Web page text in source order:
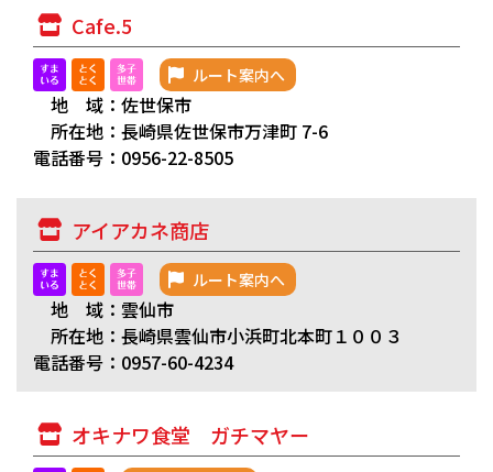
Cafe.5
ルート案内へ
地 域：佐世保市
所在地：長崎県佐世保市万津町 7-6
電話番号：0956-22-8505
アイアカネ商店
ルート案内へ
地 域：雲仙市
所在地：長崎県雲仙市小浜町北本町１００３
電話番号：0957-60-4234
オキナワ食堂 ガチマヤー